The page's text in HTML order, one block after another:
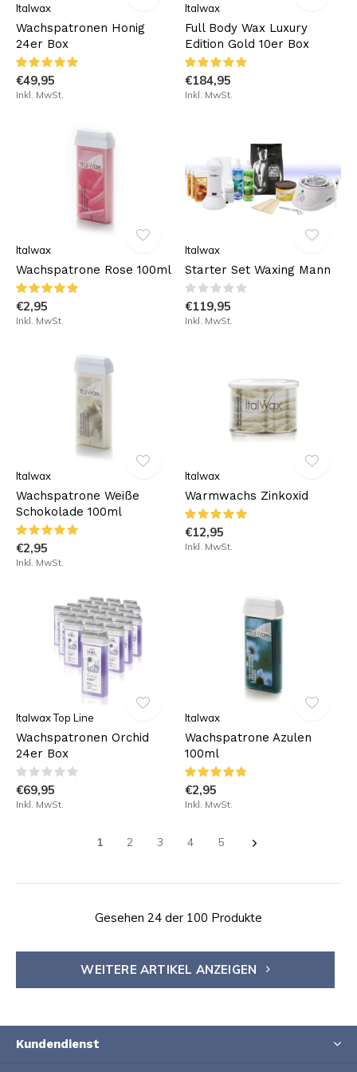
Italwax
Wachspatronen Honig
24er Box
€49,95
Inkl. MwSt.
Italwax
Full Body Wax Luxury
Edition Gold 10er Box
€184,95
Inkl. MwSt.
Italwax
Wachspatrone Rose 100ml
€2,95
Inkl. MwSt.
Italwax
Starter Set Waxing Mann
€119,95
Inkl. MwSt.
Italwax
Wachspatrone Weiße
Schokolade 100ml
€2,95
Inkl. MwSt.
Italwax
Warmwachs Zinkoxid
€12,95
Inkl. MwSt.
Italwax Top Line
Wachspatronen Orchid
24er Box
€69,95
Inkl. MwSt.
Italwax
Wachspatrone Azulen
100ml
€2,95
Inkl. MwSt.
1 2 3 4 5
Gesehen 24 der 100 Produkte
WEITERE ARTIKEL ANZEIGEN
Kundendienst